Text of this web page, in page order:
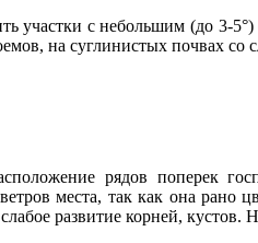
участки с не­большим (до 3-
на суглинистых почвах со
рядов поперек
места, так как она рано
развитие корней, кустов.